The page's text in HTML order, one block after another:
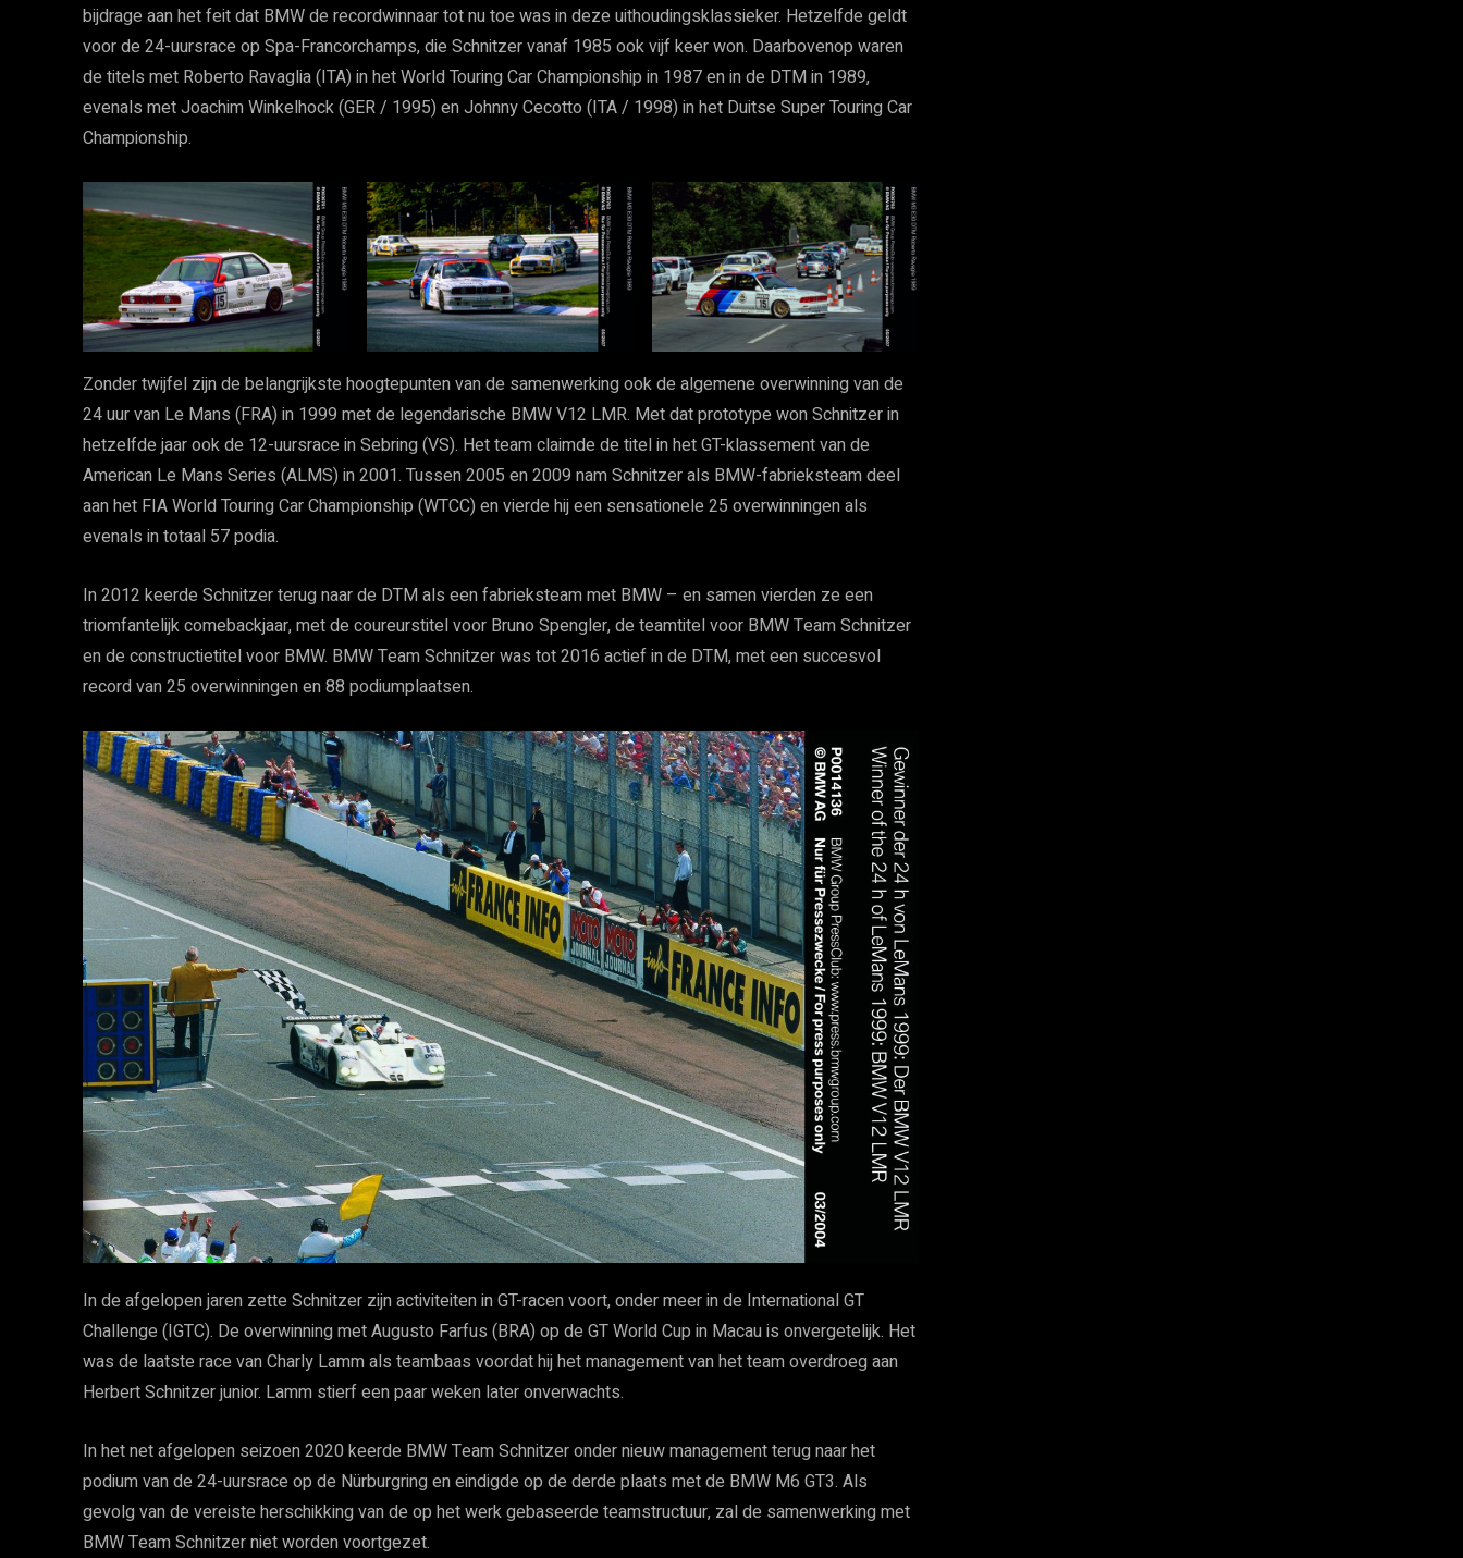
bijdrage aan het feit dat BMW de recordwinnaar tot nu toe was in deze uithoudingsklassieker. Hetzelfde geldt
voor de 24-uursrace op Spa-Francorchamps, die Schnitzer vanaf 1985 ook vijf keer won. Daarbovenop waren
de titels met Roberto Ravaglia (ITA) in het World Touring Car Championship in 1987 en in de DTM in 1989,
evenals met Joachim Winkelhock (GER / 1995) en Johnny Cecotto (ITA / 1998) in het Duitse Super Touring Car
Championship.
Zonder twijfel zijn de belangrijkste hoogtepunten van de samenwerking ook de algemene overwinning van de
24 uur van Le Mans (FRA) in 1999 met de legendarische BMW V12 LMR. Met dat prototype won Schnitzer in
hetzelfde jaar ook de 12-uursrace in Sebring (VS). Het team claimde de titel in het GT-klassement van de
American Le Mans Series (ALMS) in 2001. Tussen 2005 en 2009 nam Schnitzer als BMW-fabrieksteam deel
aan het FIA World Touring Car Championship (WTCC) en vierde hij een sensationele 25 overwinningen als
evenals in totaal 57 podia.
In 2012 keerde Schnitzer terug naar de DTM als een fabrieksteam met BMW – en samen vierden ze een
triomfantelijk comebackjaar, met de coureurstitel voor Bruno Spengler, de teamtitel voor BMW Team Schnitzer
en de constructietitel voor BMW. BMW Team Schnitzer was tot 2016 actief in de DTM, met een succesvol
record van 25 overwinningen en 88 podiumplaatsen.
In de afgelopen jaren zette Schnitzer zijn activiteiten in GT-racen voort, onder meer in de International GT
Challenge (IGTC). De overwinning met Augusto Farfus (BRA) op de GT World Cup in Macau is onvergetelijk. Het
was de laatste race van Charly Lamm als teambaas voordat hij het management van het team overdroeg aan
Herbert Schnitzer junior. Lamm stierf een paar weken later onverwachts.
In het net afgelopen seizoen 2020 keerde BMW Team Schnitzer onder nieuw management terug naar het
podium van de 24-uursrace op de Nürburgring en eindigde op de derde plaats met de BMW M6 GT3. Als
gevolg van de vereiste herschikking van de op het werk gebaseerde teamstructuur, zal de samenwerking met
BMW Team Schnitzer niet worden voortgezet.